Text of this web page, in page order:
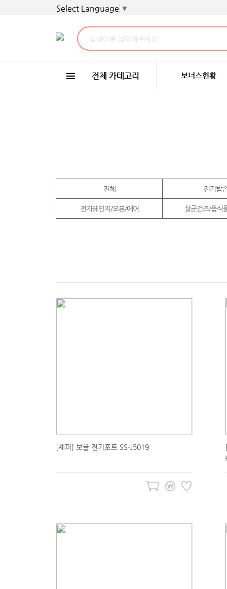
Select Language ▼
보너스현황
전체 전기밥
전자레인지/오븐/에어 살균건조/음식
[셰퍼] 보글 전기포트 SS-J5019